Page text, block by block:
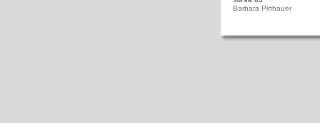
Barbara Pirthauer